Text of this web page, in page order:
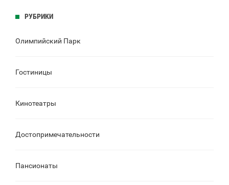
РУБРИКИ
Олимпийский Парк
Гостиницы
Кинотеатры
Достопримечательности
Пансионаты